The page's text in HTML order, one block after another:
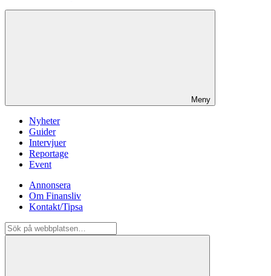
Meny
Nyheter
Guider
Intervjuer
Reportage
Event
Annonsera
Om Finansliv
Kontakt/Tipsa